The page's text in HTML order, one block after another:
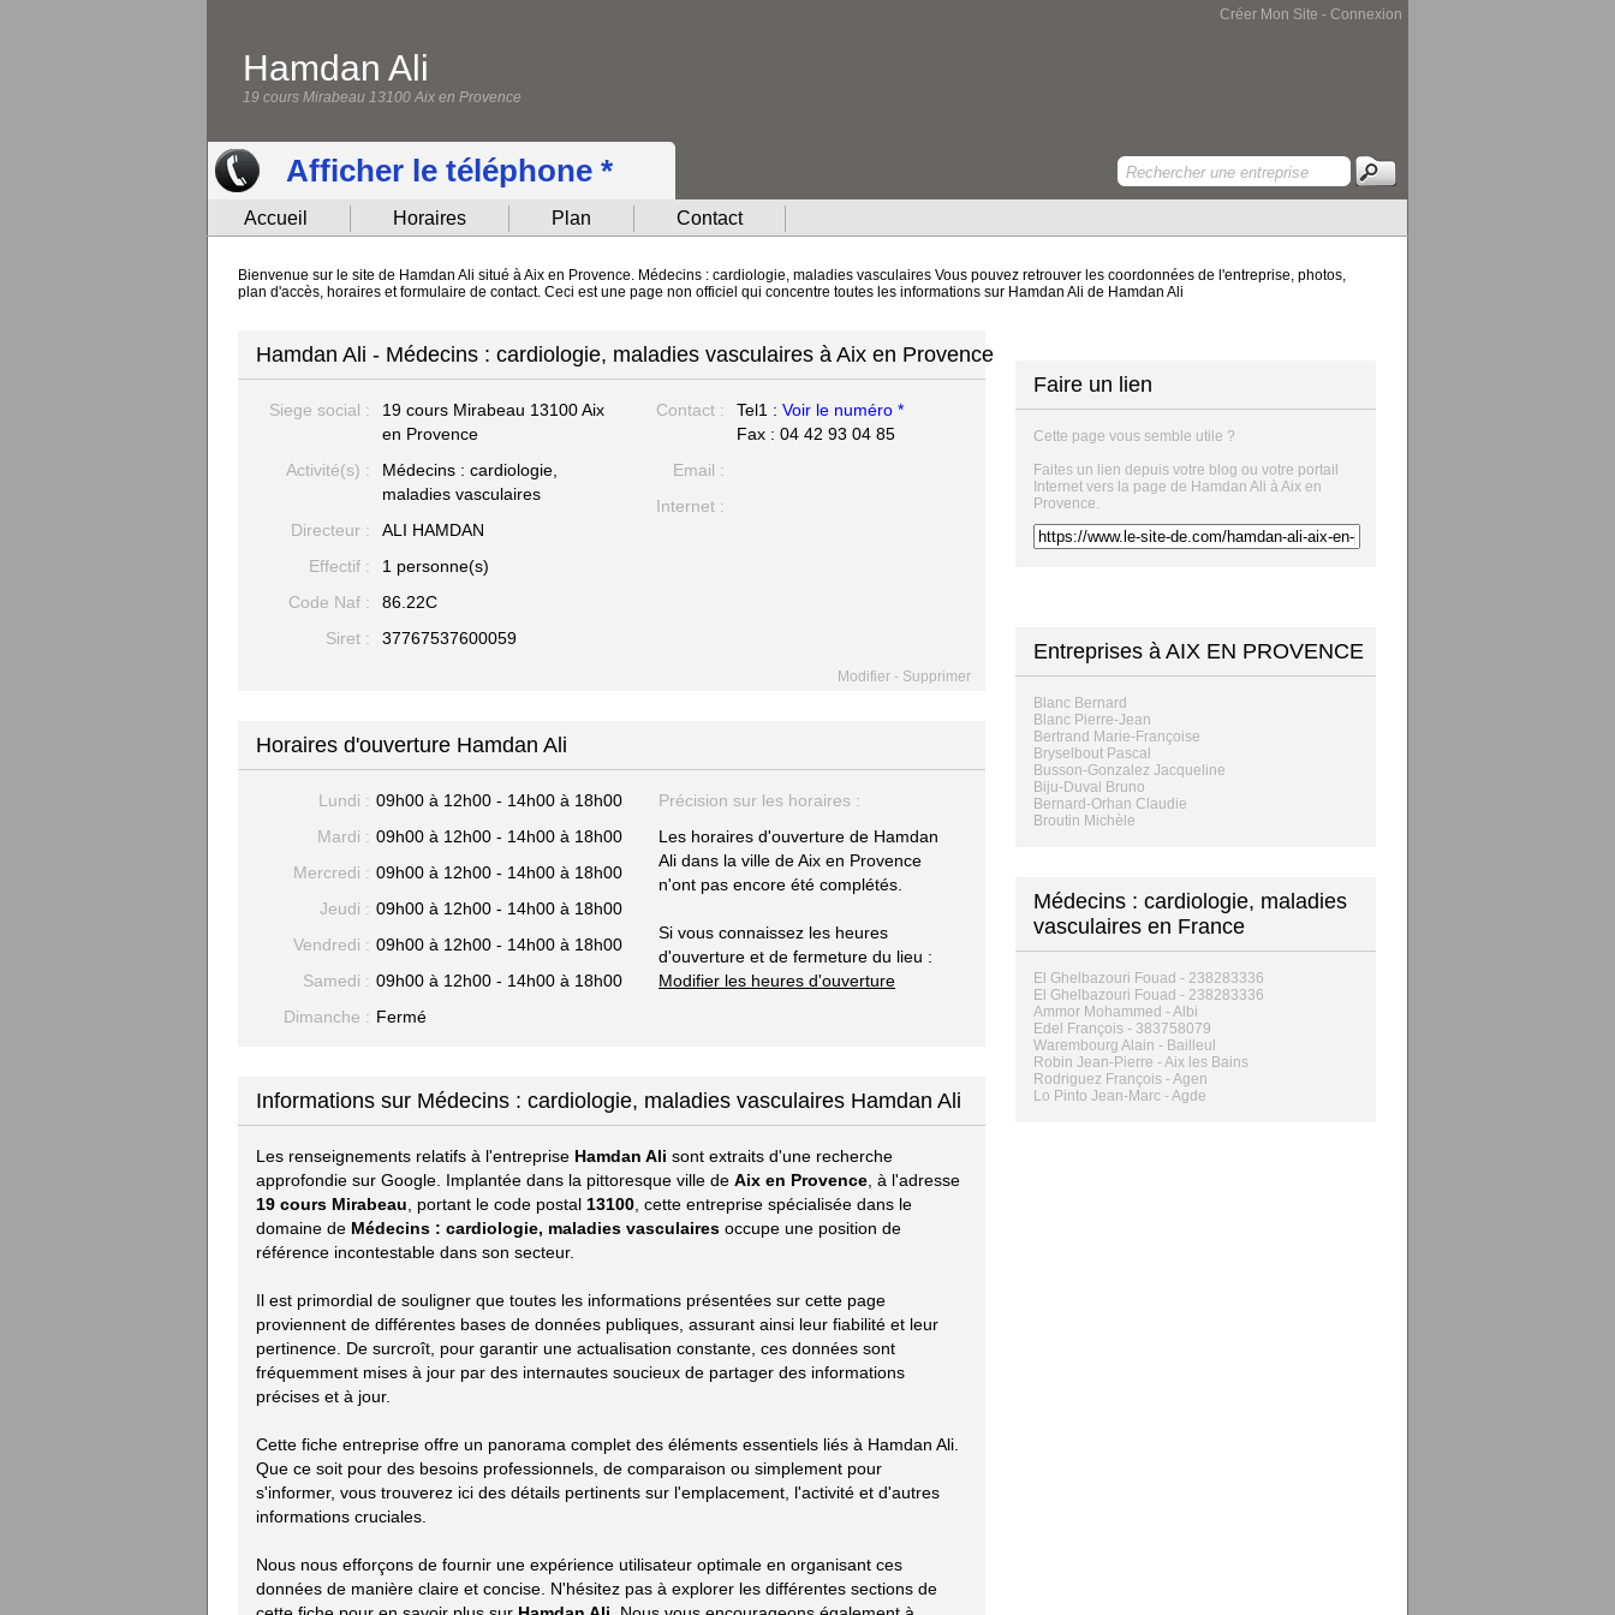
Créer Mon Site - Connexion
Hamdan Ali
19 cours Mirabeau 13100 Aix en Provence
Afficher le téléphone *
Accueil Horaires Plan Contact
Bienvenue sur le site de Hamdan Ali situé à Aix en Provence. Médecins : cardiologie, maladies vasculaires Vous pouvez retrouver les coordonnées de l'entreprise, photos,
plan d'accès, horaires et formulaire de contact. Ceci est une page non officiel qui concentre toutes les informations sur Hamdan Ali de Hamdan Ali
Hamdan Ali - Médecins : cardiologie, maladies vasculaires à Aix en Provence
Siege social : 19 cours Mirabeau 13100 Aix
en Provence
Activité(s) :
Médecins : cardiologie,
maladies vasculaires
Directeur :
ALI HAMDAN
Effectif :
1 personne(s)
Code Naf :
86.22C
Siret :
37767537600059
Contact : Tel1 : Voir le numéro *
Fax : 04 42 93 04 85
Email :
Internet :
Modifier - Supprimer
Horaires d'ouverture Hamdan Ali
Lundi : 09h00 à 12h00 - 14h00 à 18h00
Mardi : 09h00 à 12h00 - 14h00 à 18h00
Mercredi : 09h00 à 12h00 - 14h00 à 18h00
Jeudi : 09h00 à 12h00 - 14h00 à 18h00
Vendredi : 09h00 à 12h00 - 14h00 à 18h00
Samedi : 09h00 à 12h00 - 14h00 à 18h00
Dimanche : Fermé
Précision sur les horaires :
Les horaires d'ouverture de Hamdan
Ali dans la ville de Aix en Provence
n'ont pas encore été complétés.
Si vous connaissez les heures
d'ouverture et de fermeture du lieu :
Modifier les heures d'ouverture
Informations sur Médecins : cardiologie, maladies vasculaires Hamdan Ali
Les renseignements relatifs à l'entreprise Hamdan Ali sont extraits d'une recherche
approfondie sur Google. Implantée dans la pittoresque ville de Aix en Provence , à l'adresse
19 cours Mirabeau , portant le code postal 13100 , cette entreprise spécialisée dans le
domaine de Médecins : cardiologie, maladies vasculaires occupe une position de
référence incontestable dans son secteur.
Il est primordial de souligner que toutes les informations présentées sur cette page
proviennent de différentes bases de données publiques, assurant ainsi leur fiabilité et leur
pertinence. De surcroît, pour garantir une actualisation constante, ces données sont
fréquemment mises à jour par des internautes soucieux de partager des informations
précises et à jour.
Cette fiche entreprise offre un panorama complet des éléments essentiels liés à Hamdan Ali.
Que ce soit pour des besoins professionnels, de comparaison ou simplement pour
s'informer, vous trouverez ici des détails pertinents sur l'emplacement, l'activité et d'autres
informations cruciales.
Nous nous efforçons de fournir une expérience utilisateur optimale en organisant ces
données de manière claire et concise. N'hésitez pas à explorer les différentes sections de
Faire un lien
Cette page vous semble utile ?
Faites un lien depuis votre blog ou votre portail
Internet vers la page de Hamdan Ali à Aix en
Provence.
Entreprises à AIX EN PROVENCE
Blanc Bernard
Blanc Pierre-Jean
Bertrand Marie-Françoise
Bryselbout Pascal
Busson-Gonzalez Jacqueline
Biju-Duval Bruno
Bernard-Orhan Claudie
Broutin Michèle
Médecins : cardiologie, maladies
vasculaires en France
El Ghelbazouri Fouad - 238283336
El Ghelbazouri Fouad - 238283336
Ammor Mohammed - Albi
Edel François - 383758079
Warembourg Alain - Bailleul
Robin Jean-Pierre - Aix les Bains
Rodriguez François - Agen
Lo Pinto Jean-Marc - Agde